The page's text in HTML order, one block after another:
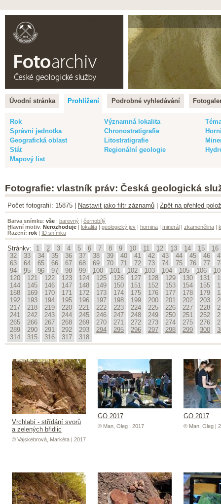
Úvodní stránka Prohlížení Podrobné vyhledávání
Rok Významná lokalita
Správní jednotka
Chronostratigrafie
Geografická oblast
Litostratigrafie
Stát
Regionální geologie
Mapový list
Fotografie: vlastník práv: Česká geologická
Počet fotografií: 15875 | Nastavit jako filtr záznamů Zpět na přehled
Barva snímku: vše | barevný | černobílý
Hlavní motiv: Nerozhoduje | lokalita | geologický jev | hornina | minerál | zkamenělina |
Řazení: rok | ID snímku
Stránky: 1 2 3 4 5 6 7 8 9 10 11 12 13 14 15
16
32
33 34 35 36 37 38 39 40 41 42 43 44 45 46
63
64 65 66 67 68 69 70 71 72 73 74 75 76 77
94
95 96 97 98 99 100 101 102 103 104 105 106
120
121 122 123 124 125 126 127 128 129 130 131
144
145 146 147 148 149 150 151 152 153 154 155
168
169 170 171 172 173 174 175 176 177 178 179
192
193 194 195 196 197 198 199 200 201 202 203
217
218 219 220 221 222 223 224 225 226 227 228
241
242 243 244 245 246 247 248 249 250 251 252
265
266 267 268 269 270 271 272 273 274 275 276
289
290 291 292 293 294 295 296 297 298 299 300
314
315 316 317 318
Vrchlabí - střídání svorů
a zelených břidlic
© Vajskebrová, Markéta | 2017
GO 2017
© Man, Oleg | 2017
GO 2017
© Man, Oleg |